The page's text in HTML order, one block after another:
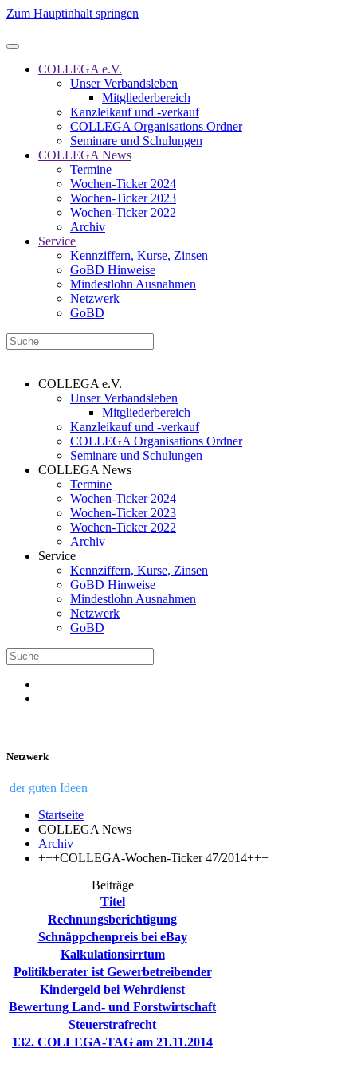
Zum Hauptinhalt springen
COLLEGA e.V.
Unser Verbandsleben
Mitgliederbereich
Kanzleikauf und -verkauf
COLLEGA Organisations Ordner
Seminare und Schulungen
COLLEGA News
Termine
Wochen-Ticker 2024
Wochen-Ticker 2023
Wochen-Ticker 2022
Archiv
Service
Kennziffern, Kurse, Zinsen
GoBD Hinweise
Mindestlohn Ausnahmen
Netzwerk
GoBD
COLLEGA e.V.
Unser Verbandsleben
Mitgliederbereich
Kanzleikauf und -verkauf
COLLEGA Organisations Ordner
Seminare und Schulungen
COLLEGA News
Termine
Wochen-Ticker 2024
Wochen-Ticker 2023
Wochen-Ticker 2022
Archiv
Service
Kennziffern, Kurse, Zinsen
GoBD Hinweise
Mindestlohn Ausnahmen
Netzwerk
GoBD
Netzwerk
der guten Ideen
Startseite
COLLEGA News
Archiv
+++COLLEGA-Wochen-Ticker 47/2014+++
Beiträge
Titel
Rechnungsberichtigung
Schnäppchenpreis bei eBay
Kalkulationsirrtum
Politikberater ist Gewerbetreibender
Kindergeld bei Wehrdienst
Bewertung Land- und Forstwirtschaft
Steuerstrafrecht
132. COLLEGA-TAG am 21.11.2014